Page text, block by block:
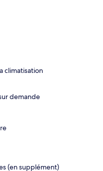
climatisation
demande
(en supplément)